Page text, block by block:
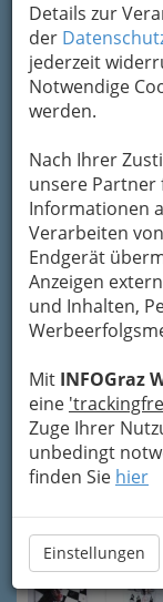
Details zur
der
jederzeit
Notwendige
werden.
Nach Ihrer
unsere Partner
Informationen
Verarbeiten
Endgerät
Anzeigen
und Inhalten,
Mit INFOGraz
eine
Zuge Ihrer
unbedingt
finden Sie hier
Einstellungen
Blick auf die
Die
..wurden
Künstlerin
welche
Autorin und
Die Galerie
Diskurs
ersten
und